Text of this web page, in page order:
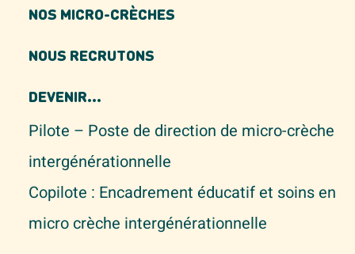
NOS MICRO-CRÈCHES
NOUS RECRUTONS
DEVENIR...
Pilote – Poste de direction de micro-crèche
intergénérationnelle
Copilote : Encadrement éducatif et soins en
micro crèche intergénérationnelle